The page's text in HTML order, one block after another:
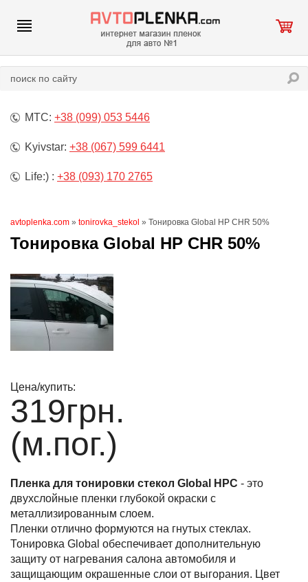
МТС: +38 (099) 053 5446
Kyivstar: +38 (067) 599 6441
Life:) : +38 (093) 170 2765
avtoplenka.com » tonirovka_stekol » Тонировка Global HP CHR 50%
Тонировка Global HP CHR 50%
Цена/купить:
319грн.
(м.пог.)
Пленка для тонировки стекол Global HPC - это
двухслойные пленки глубокой окраски с
металлизированным слоем.
Пленки отлично формуются на гнутых стеклах.
Тонировка Global обеспечивает дополнительную
защиту от нагревания салона автомобиля и
защищающим окрашенные слои от выгорания. Цвет